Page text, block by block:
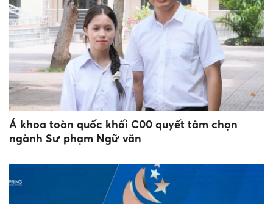
Á khoa toàn quốc khối C00 quyết tâm chọn
ngành Sư phạm Ngữ văn